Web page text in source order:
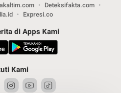
Deteksifakta.com
Expresi.co
di Apps Kami
Kami